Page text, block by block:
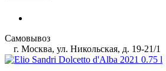
Самовывоз
г. Москва, ул. Никольская, д. 19-21/1